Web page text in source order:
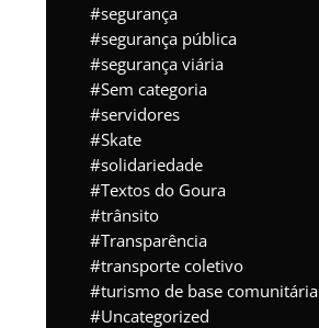
segurança
segurança pública
segurança viária
Sem categoria
servidores
Skate
solidariedade
Textos do Goura
trânsito
Transparência
transporte coletivo
turismo de base comunitária
Uncategorized